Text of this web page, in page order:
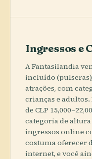
Ingressos e
A Fantasilandia
incluído
atrações, com
crianças e adultos.
de CLP
categoria de
ingressos online
costuma oferecer
internet, e você